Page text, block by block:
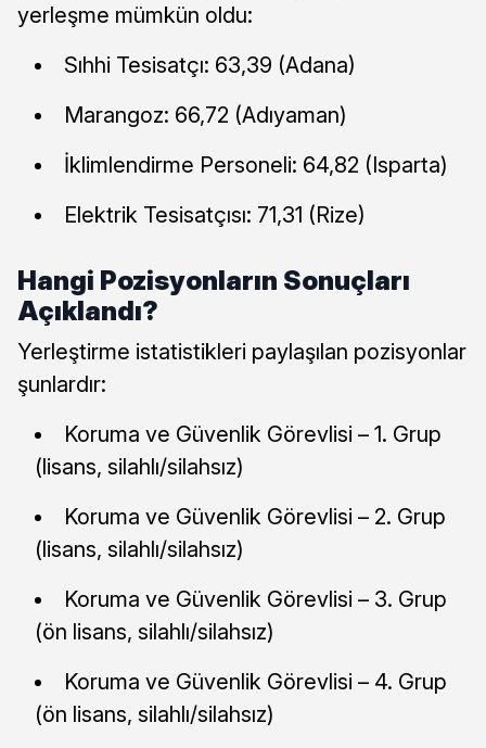
yerleşme mümkün oldu:
Sıhhi Tesisatçı: 63,39 (Adana)
Marangoz: 66,72 (Adıyaman)
İklimlendirme Personeli: 64,82 (Isparta)
Elektrik Tesisatçısı: 71,31 (Rize)
Hangi Pozisyonların Sonuçları
Açıklandı?
Yerleştirme istatistikleri paylaşılan pozisyonlar
şunlardır:
Koruma ve Güvenlik Görevlisi – 1. Grup
(lisans, silahlı/silahsız)
Koruma ve Güvenlik Görevlisi – 2. Grup
(lisans, silahlı/silahsız)
Koruma ve Güvenlik Görevlisi – 3. Grup
(ön lisans, silahlı/silahsız)
Koruma ve Güvenlik Görevlisi – 4. Grup
(ön lisans, silahlı/silahsız)